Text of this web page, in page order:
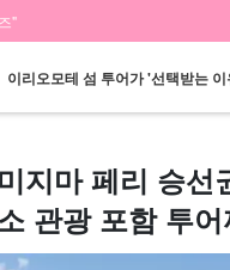
"
이리오모테 섬 투어가 '선택받는
할인 혜택
프리미엄
지마 페리 승
관광 포함 투